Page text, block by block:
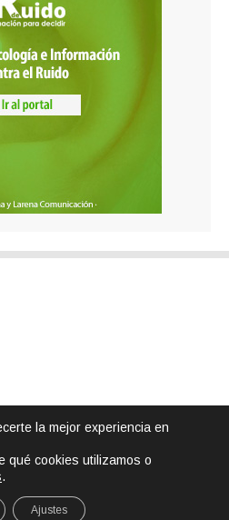
la mejor experiencia en
qué cookies utilizamos o
.
Ajustes